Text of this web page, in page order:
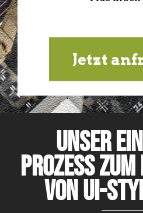
Jetzt
Unser
Prozess
von UI-